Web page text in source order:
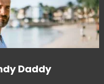
Daddy